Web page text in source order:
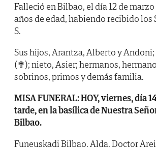
Falleció en Bilbao, el día 12 de
años de edad, habiendo recibido los
S.
Sus hijos, Arantza, Alberto y
(✟); nieto, Asier; hermanos,
sobrinos, primos y demás familia.
MISA FUNERAL: HOY, viernes, día
tarde, en la basílica de Nuestra
Bilbao.
Funeuskadi Bilbao. Alda. Doctor